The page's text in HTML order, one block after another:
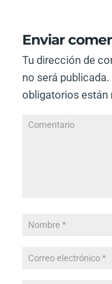
Enviar
Tu dirección de
no será publicada.
obligatorios están